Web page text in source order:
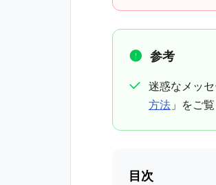
参考
迷惑なメッ
方法 」をご
目次